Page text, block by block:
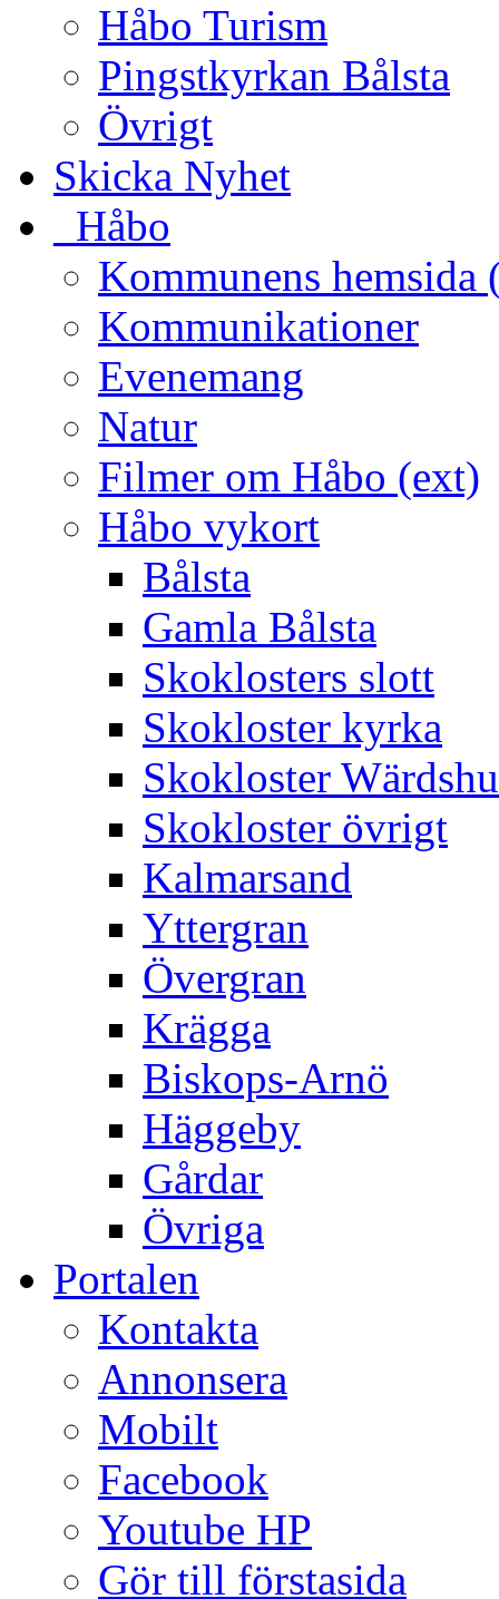
Håbo Turism
Pingstkyrkan Bålsta
Övrigt
Skicka Nyhet
_Håbo
Kommunens hemsida
Kommunikationer
Evenemang
Natur
Filmer om Håbo (ext)
Håbo vykort
Bålsta
Gamla Bålsta
Skoklosters slott
Skokloster kyrka
Skokloster
Skokloster övrigt
Kalmarsand
Yttergran
Övergran
Krägga
Biskops-Arnö
Häggeby
Gårdar
Övriga
Portalen
Kontakta
Annonsera
Mobilt
Facebook
Youtube HP
Gör till förstasida